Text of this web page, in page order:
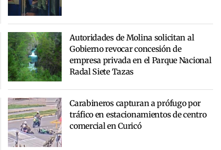
Autoridades de Molina solicitan al
Gobierno revocar concesión de
empresa privada en el Parque Nacional
Radal Siete Tazas
Carabineros capturan a prófugo por
tráfico en estacionamientos de centro
comercial en Curicó